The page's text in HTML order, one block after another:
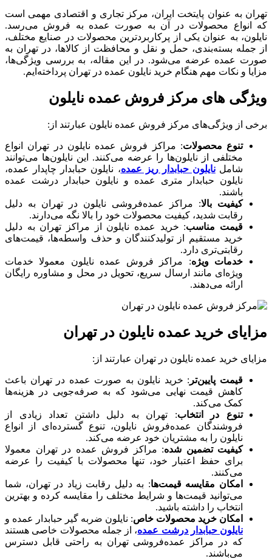
تهران به عنوان پایتخت ایران، مرکز تجاری و اقتصادی مهمی است
که انواع محصولات در آن به صورت عمده به فروش می‌رسد.
نایلون، به عنوان یکی از پرکاربردترین محصولات در صنایع مختلف،
از جمله بسته‌بندی، حمل و نقل و محافظت از کالاها، در تهران به
صورت عمده عرضه می‌شود. در این مقاله، به بررسی ویژگی‌ها،
مزایا و نکات مهم هنگام خرید نایلون عمده در تهران پرداخته‌ایم.
ویژگی‌ های مرکز فروش عمده نایلون
برخی از ویژگی‌های مرکز فروش عمده نایلون عبارتند از:
تنوع محصولات: مراکز فروش عمده نایلون در تهران انواع
مختلفی از نایلون‌ها را عرضه می‌کنند. این نایلون‌ها می‌توانند
شامل نایلون حبابدار ریز عمده، نایلون حبابدار چاپدار عمده،
نایلون حبابدار متری عمده و نایلون حبابدار درشت عمده
باشند.
کیفیت بالا: مراکز عمده‌فروشی نایلون در تهران به دلیل
رقابت شدید، کیفیت محصولات خود را بالا نگه می‌دارند.
قیمت مناسب: خرید عمده نایلون از مراکز تهران به دلیل
خرید مستقیم از تولیدکنندگان و حذف واسطه‌ها، قیمت‌های
رقابتی‌تری دارد.
خدمات ویژه: مراکز فروش عمده نایلون معمولا خدمات
ویژه‌ای مانند ارسال سریع، تحویل در محل و مشاوره رایگان
ارائه می‌دهند.
مزایای خرید عمده نایلون در تهران
مزایای خرید عمده نایلون در تهران عبارتند از:
قیمت پایین‌تر : خرید نایلون به صورت عمده در تهران باعث
کاهش قیمت نهایی می‌شود که به صرفه‌جویی در هزینه‌ها
کمک می‌کند.
تنوع در انتخاب: تهران به دلیل داشتن تعداد زیادی از
فروشندگان عمده‌فروش نایلون، تنوع گسترده‌ای از انواع
نایلون را به مشتریان خود عرضه می‌کند.
کیفیت تضمین شده: مراکز فروش عمده در تهران معمولا
برای حفظ اعتبار خود، تنها محصولات با کیفیت را عرضه
می‌کنند.
امکان مقایسه قیمت‌ها: به دلیل رقابت زیاد در تهران، شما
می‌توانید قیمت‌ها و شرایط مختلف را مقایسه کرده و بهترین
انتخاب را داشته باشید.
امکان خرید محصولات خاص: نایلون ضربه گیر حبابدار عمده و
نایلون حبابدار درشت عمده، از جمله محصولات خاصی هستند
که در مراکز عمده‌فروشی تهران به راحتی قابل دسترس
می‌باشند.